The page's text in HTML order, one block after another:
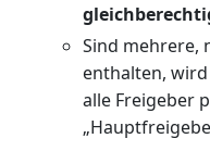
Sind mehrere,
enthalten,
alle Freigeber